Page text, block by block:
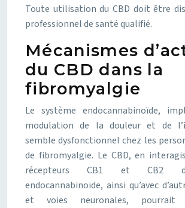
Toute utilisation du CBD doit être
professionnel de santé qualifié.
Mécanismes
du CBD dans la
fibromyalgie
Le système endocannabinoïde,
modulation de la douleur et de
semble dysfonctionnel chez les
de fibromyalgie. Le CBD, en
récepteurs CB1 et CB2
endocannabinoïde, ainsi qu’avec
et voies neuronales, pourrait